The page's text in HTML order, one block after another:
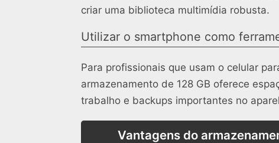
criar uma biblioteca multimídia robusta.
Utilizar o smartphone como
Para profissionais que usam o celular
armazenamento de 128 GB oferece
trabalho e backups importantes no
Vantagens do